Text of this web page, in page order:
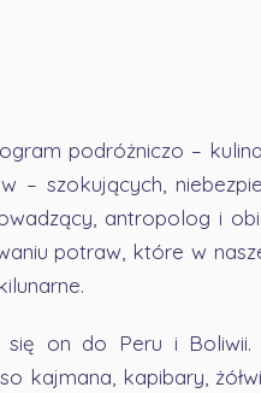
podróżniczo –
– szokujących,
antropolog i
potraw, które w
się on do Peru i
kajmana, kapibary,